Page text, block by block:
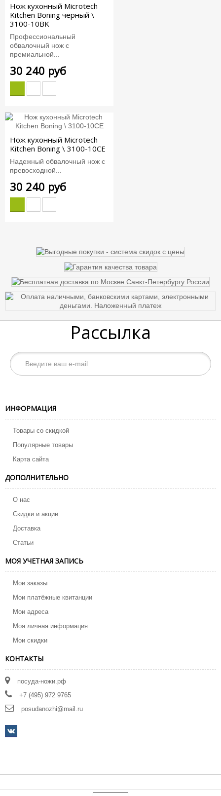
Нож кухонный Microtech
Kitchen Boning черный \
3100-10BK
Профессиональный
обвалочный нож с
премиальной...
30 240 руб
Нож кухонный Microtech
Kitchen Boning \ 3100-10CE
Надежный обвалочный нож с
превосходной...
30 240 руб
Рассылка
ИНФОРМАЦИЯ
Товары со скидкой
Популярные товары
Карта сайта
ДОПОЛНИТЕЛЬНО
О нас
Скидки и акции
Доставка
Статьи
МОЯ УЧЕТНАЯ ЗАПИСЬ
Мои заказы
Мои платёжные квитанции
Мои адреса
Моя личная информация
Мои скидки
КОНТАКТЫ
посуда-ножи.рф
+7 (495) 972 9765
posudanozhi@mail.ru